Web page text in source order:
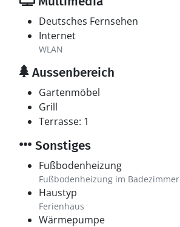
Deutsches Fernsehen
Internet
WLAN
Aussenbereich
Gartenmöbel
Grill
Terrasse: 1
Sonstiges
Fußbodenheizung
Fußbodenheizung im Badezimmer
Haustyp
Ferienhaus
Wärmepumpe